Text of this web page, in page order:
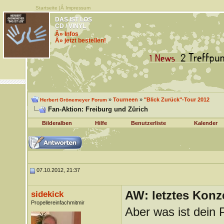
Startseite |Â Impressum
DAS IST LOS
CD / VINYL
Â» Infos
Â» jetzt bestellen!
Herbert Grönemeyer Forum» Tourneen » "Blick Zurück"-Tour 2012
Fan-Aktion: Freiburg und Zürich
Bilderalben Hilfe Benutzerliste Kalender
07.10.2012, 21:37
sidekick
Propellereinfachmitmir
AW: letztes
Aber was ist dein